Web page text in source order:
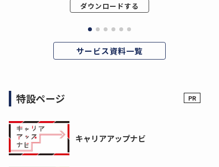
ダウンロードする
サービス資料一覧
特設ページ
キャリアアップナビ